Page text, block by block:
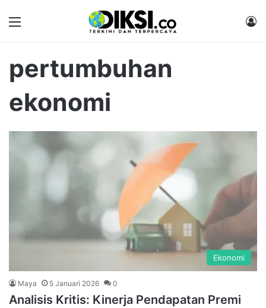
pertumbuhan
ekonomi
Ekonomi
Maya 5 Januari 2026 0
Analisis Kritis: Kinerja Pendapatan Premi